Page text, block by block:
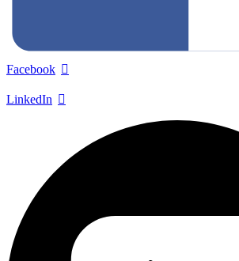
Facebook
LinkedIn